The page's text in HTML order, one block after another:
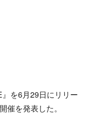
を6月29日にリリー
催を発表した。